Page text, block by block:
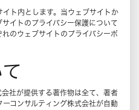
ト内とします。当ウェブサイトか
イトのプライバシー保護について
のウェブサイトのプライバシーポ
会社が提供する著作物は全て、著者
コンサルティング株式会社が自動